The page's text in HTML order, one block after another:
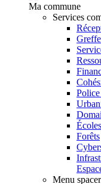
Ma commune
Services
Écoles
Forêts
Menu spacer